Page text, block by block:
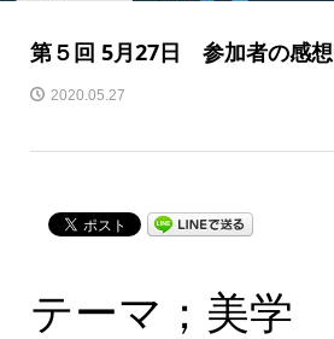
第５回 5月27日 参加者の感想
2020.05.27
テーマ；美学